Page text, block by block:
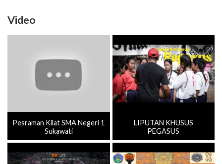
Video
Pesraman Kilat SMA Negeri 1
Sukawati
LIPUTAN KHUSUS
PEGASUS